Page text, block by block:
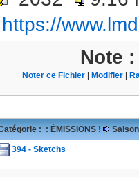
https://
Note
Noter ce Fichier Modifier
: : ÉMISSIONS !
394 - Sketchs